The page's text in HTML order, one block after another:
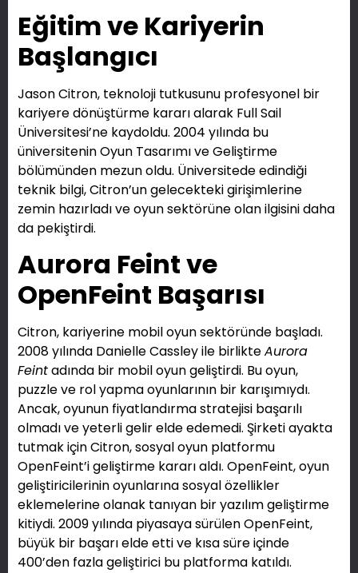
Eğitim ve Kariyerin
Başlangıcı
Jason Citron, teknoloji tutkusunu profesyonel bir
kariyere dönüştürme kararı alarak Full Sail
Üniversitesi’ne kaydoldu. 2004 yılında bu
üniversitenin Oyun Tasarımı ve Geliştirme
bölümünden mezun oldu. Üniversitede edindiği
teknik bilgi, Citron’un gelecekteki girişimlerine
zemin hazırladı ve oyun sektörüne olan ilgisini daha
da pekiştirdi.
Aurora Feint ve
OpenFeint Başarısı
Citron, kariyerine mobil oyun sektöründe başladı.
2008 yılında Danielle Cassley ile birlikteAurora
Feintadında bir mobil oyun geliştirdi. Bu oyun,
puzzle ve rol yapma oyunlarının bir karışımıydı.
Ancak, oyunun fiyatlandırma stratejisi başarılı
olmadı ve yeterli gelir elde edemedi. Şirketi ayakta
tutmak için Citron, sosyal oyun platformu
OpenFeint’i geliştirme kararı aldı. OpenFeint, oyun
geliştiricilerinin oyunlarına sosyal özellikler
eklemelerine olanak tanıyan bir yazılım geliştirme
kitiydi. 2009 yılında piyasaya sürülen OpenFeint,
büyük bir başarı elde etti ve kısa süre içinde
400’den fazla geliştirici bu platforma katıldı.